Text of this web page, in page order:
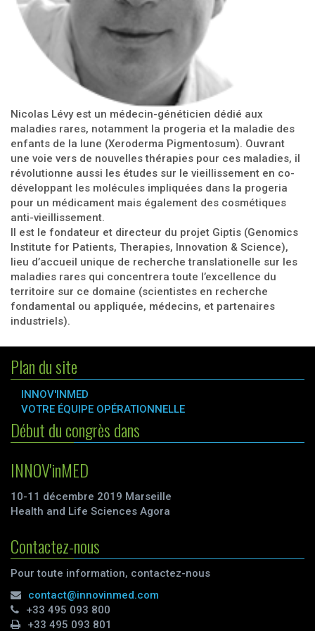
Nicolas Lévy est un médecin-généticien dédié aux
maladies rares, notamment la progeria et la maladie des
enfants de la lune (Xeroderma Pigmentosum). Ouvrant
une voie vers de nouvelles thérapies pour ces maladies, il
révolutionne aussi les études sur le vieillissement en co-
développant les molécules impliquées dans la progeria
pour un médicament mais également des cosmétiques
anti-vieillissement.
Il est le fondateur et directeur du projet Giptis (Genomics
Institute for Patients, Therapies, Innovation & Science),
lieu d’accueil unique de recherche translationelle sur les
maladies rares qui concentrera toute l’excellence du
territoire sur ce domaine (scientistes en recherche
fondamental ou appliquée, médecins, et partenaires
industriels).
Plan du site
INNOV'INMED
VOTRE ÉQUIPE OPÉRATIONNELLE
Début du congrès dans
INNOV'inMED
10-11 décembre 2019 Marseille
Health and Life Sciences Agora
Contactez-nous
Pour toute information, contactez-nous
contact@innovinmed.com
+33 495 093 800
+33 495 093 801